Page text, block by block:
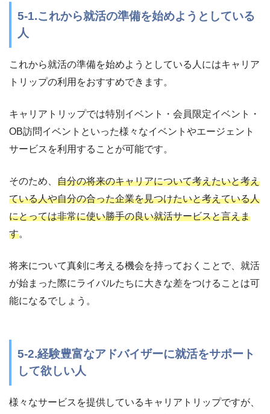
5-1.これから就活の準備を始めようとしている
人
これから就活の準備を始めようとしている人にはキャリア
トリップの利用をおすすめできます。
キャリアトリップでは特別イベント・会員限定イベント・
OB訪問イベントといった様々なイベントやエージェント
サービスを利用することが可能です。
そのため、 自分の将来のキャリアについて考えたいと考え
ている人や自分の合った企業を見つけたいと考えている人
にとっては非常に使い勝手の良い就活サービスと言えま
す。
将来について真剣に考える機会を持っておくことで、就活
が始まった際にライバルたちに大きな差をつけることは可
能になるでしょう。
5-2.経験豊富なアドバイザーに就活をサポート
して欲しい人
様々なサービスを提供しているキャリアトリップですが、